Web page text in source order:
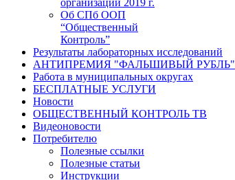
организаций 2019 г.
Об СПб ООП
“Общественный
Контроль”
Результаты лабораторных исследований
АНТИПРЕМИЯ "ФАЛЬШИВЫЙ РУБЛЬ"
Работа в муниципальных округах
БЕСПЛАТНЫЕ УСЛУГИ
Новости
ОБЩЕСТВЕННЫЙ КОНТРОЛЬ ТВ
Видеоновости
Потребителю
Полезные ссылки
Полезные статьи
Инструкции